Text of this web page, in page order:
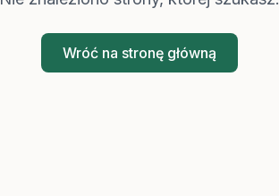
Wróć na stronę główną